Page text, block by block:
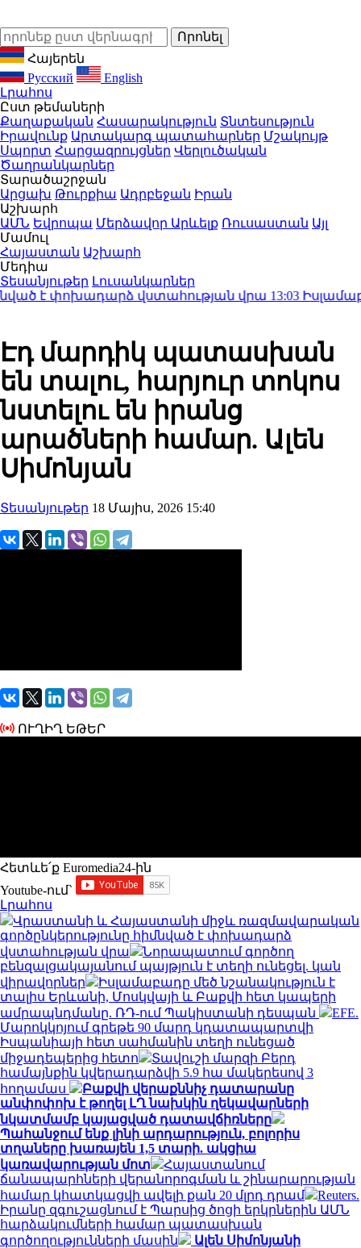
Հայերեն
Русский
English
Լրահոս
Ըստ թեմաների
Քաղաքական Հասարակություն Տնտեսություն
Իրավունք Արտակարգ պատահարներ Մշակույթ
Սպորտ Հարցազրույցներ Վերլուծական
Ծաղրանկարներ
Տարածաշրջան
Արցախ Թուրքիա Ադրբեջան Իրան
Աշխարհ
ԱՄՆ Եվրոպա Մերձավոր Արևելք Ռուսաստան Այլ
Մամուլ
Հայաստան Աշխարհ
Մեդիա
Տեսանյութեր Լուսանկարներ
է փոխադարձ վստահության վրա13:03
Էդ մարդիկ պատասխան
են տալու, հարյուր տոկոս
նստելու են իրանց
արածների համար. Ալեն
Սիմոնյան
Տեսանյութեր 18 Մայիս, 2026 15:40
ՈՒՂԻՂ ԵԹԵՐ
Հետևե՛ք Euromedia24-ին
Youtube-ում`
Լրահոս
Վրաստանի և Հայաստանի միջև ռազմավարական
գործընկերությունը հիմնված է փոխադարձ
վստահության վրա
Նորապատում գործող
բենզալցակայանում պայթյուն է տեղի ունեցել. կան
վիրավորներ
Իսլամաբադը մեծ նշանակություն է
տալիս Երևանի, Մոսկվայի և Բաքվի հետ կապերի
ամրապնդմանը. ՌԴ-ում Պակիստանի դեսպան
EFE.
Մարոկկոյում գրեթե 90 մարդ կդատապարտվի
Իսպանիայի հետ սահմանին տեղի ունեցած
միջադեպերից հետո
Տավուշի մարզի Բերդ
համայնքին կվերադարձվի 5.9 հա մակերեսով 3
հողամաս
Բաքվի վերաքննիչ դատարանը
անփոփոխ է թողել ԼՂ նախկին ղեկավարների
նկատմամբ կայացված դատավճիռները
Պահանջում ենք լինի արդարություն, բոլորիս
տղաները խառայեն 1,5 տարի. ակցիա
կառավարության մոտ
Հայաստանում
ճանապարհների վերանորոգման և շինարարության
համար կհատկացվի ավելի քան 20 մլրդ դրամ
Reuters.
Իրանը զգուշացնում է Պարսից ծոցի երկրներին ԱՄՆ
հարձակումների համար պատասխան
գործողությունների մասին
Ալեն Սիմոնյանի